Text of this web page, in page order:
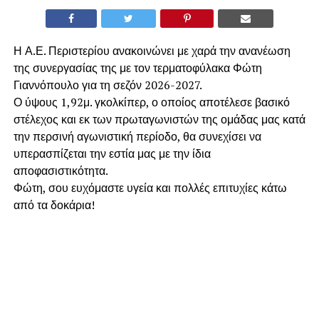
Η Α.Ε. Περιστερίου ανακοινώνει με χαρά την ανανέωση
της συνεργασίας της με τον τερματοφύλακα Φώτη
Γιαννόπουλο για τη σεζόν 2026-2027.
​Ο ύψους 1,92μ. γκολκίπερ, ο οποίος αποτέλεσε βασικό
στέλεχος και εκ των πρωταγωνιστών της ομάδας μας κατά
την περσινή αγωνιστική περίοδο, θα συνεχίσει να
υπερασπίζεται την εστία μας με την ίδια
αποφασιστικότητα.
​Φώτη, σου ευχόμαστε υγεία και πολλές επιτυχίες κάτω
από τα δοκάρια!